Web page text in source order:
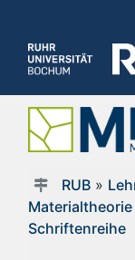
RUB»
Materialtheorie
Schriftenreihe